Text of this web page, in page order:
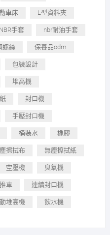
車床 L型資料夾
NBR手套 nbr耐油手套
螺絲 保養品odm
包裝設計
堆高機
封口機
手壓封口機
桶裝水 橡膠
擦拭布 無塵擦拭紙
空壓機 臭氧機
車 連續封口機
堆高機 飲水機